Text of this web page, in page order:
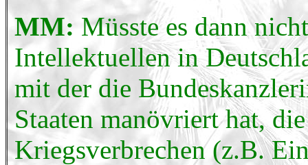
MM: Müsste es dann
Intellektuellen in
mit der die
Staaten manövriert hat,
Kriegsverbrechen (z.B.